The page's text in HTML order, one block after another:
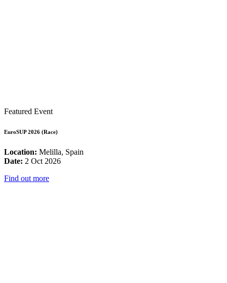
Featured Event
EuroSUP 2026 (Race)
Location: Melilla, Spain
Date: 2 Oct 2026
Find out more